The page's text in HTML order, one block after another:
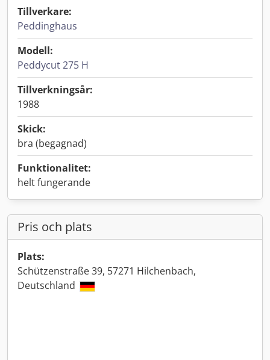
Tillverkare:
Peddinghaus
Modell:
Peddycut 275 H
Tillverkningsår:
1988
Skick:
bra (begagnad)
Funktionalitet:
helt fungerande
Pris och plats
Plats:
Schützenstraße 39, 57271 Hilchenbach,
Deutschland